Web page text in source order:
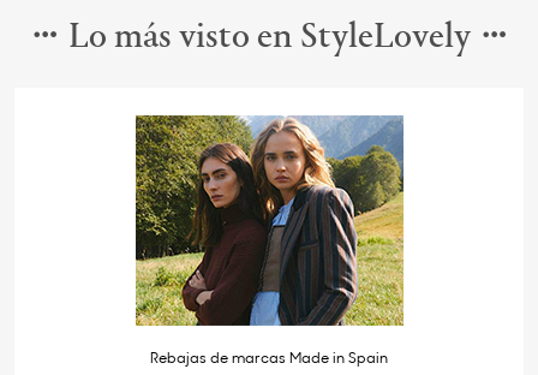
Lo más visto en StyleLovely
Rebajas de marcas Made in Spain